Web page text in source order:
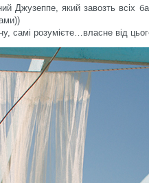
Джузеппе, який завозть всіх
розумієте…власне від